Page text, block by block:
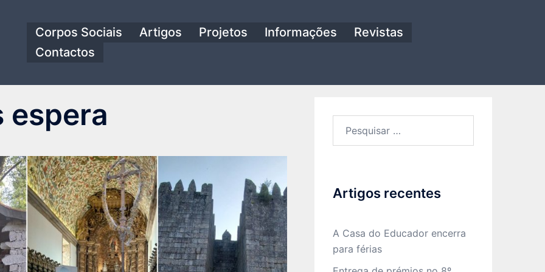
Corpos Sociais Artigos Projetos Informações
Revistas
Contactos
espera
Artigos recentes
A Casa do Educador encerra
para férias